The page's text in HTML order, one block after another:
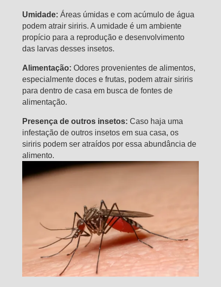
Umidade: Áreas úmidas e com acúmulo de água
podem atrair siriris. A umidade é um ambiente
propício para a reprodução e desenvolvimento
das larvas desses insetos.
Alimentação: Odores provenientes de alimentos,
especialmente doces e frutas, podem atrair siriris
para dentro de casa em busca de fontes de
alimentação.
Presença de outros insetos: Caso haja uma
infestação de outros insetos em sua casa, os
siriris podem ser atraídos por essa abundância de
alimento.